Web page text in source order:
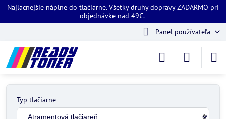
Najlacnejšie náplne do tlačiarne. Všetky druhy dopravy ZADARMO pri
objednávke nad 49€.
Panel používateľa
Typ tlačiarne